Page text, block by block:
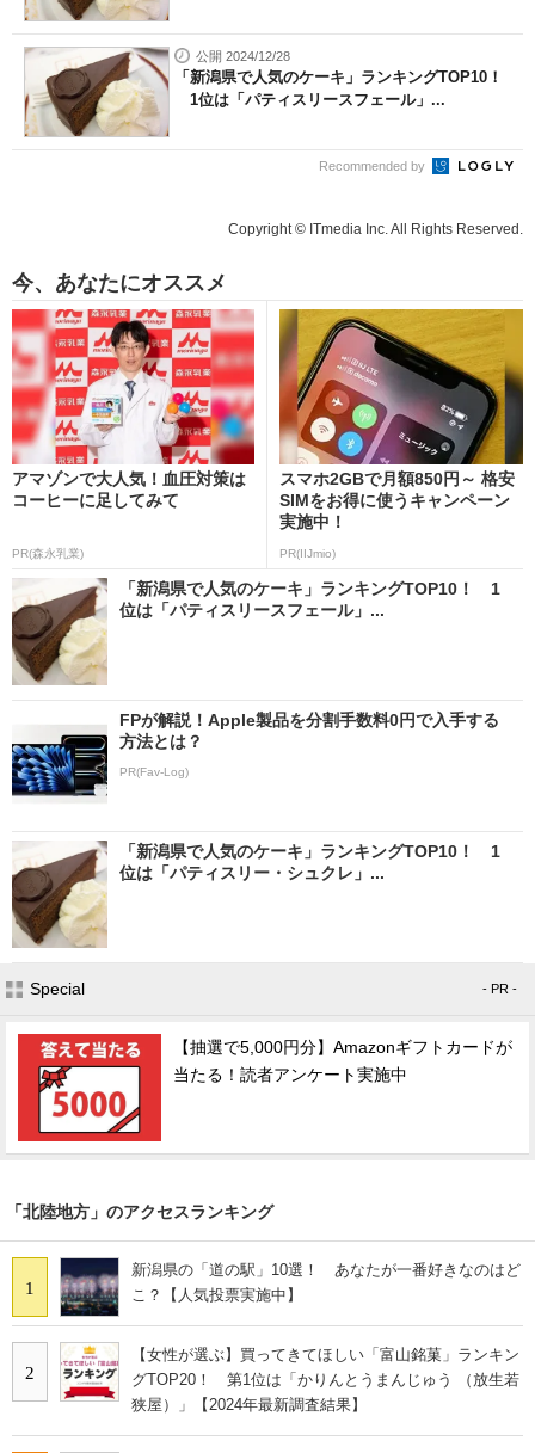
公開 2024/12/28
「新潟県で人気のケーキ」ランキングTOP10！
1位は「パティスリースフェール」...
Recommended by
Copyright © ITmedia Inc. All Rights Reserved.
今、あなたにオススメ
アマゾンで大人気！血圧対策は
コーヒーに足してみて
PR(森永乳業)
スマホ2GBで月額850円～ 格安
SIMをお得に使うキャンペーン
実施中！
PR(IIJmio)
「新潟県で人気のケーキ」ランキングTOP10！ 1
位は「パティスリースフェール」...
FPが解説！Apple製品を分割手数料0円で入手する
方法とは？
PR(Fav-Log)
「新潟県で人気のケーキ」ランキングTOP10！ 1
位は「パティスリー・シュクレ」...
Special - PR -
【抽選で5,000円分】Amazonギフトカードが
当たる！読者アンケート実施中
「北陸地方」のアクセスランキング
1
新潟県の「道の駅」10選！ あなたが一番好きなのはど
こ？【人気投票実施中】
2
【女性が選ぶ】買ってきてほしい「富山銘菓」ランキン
グTOP20！ 第1位は「かりんとうまんじゅう （放生若
狭屋）」【2024年最新調査結果】